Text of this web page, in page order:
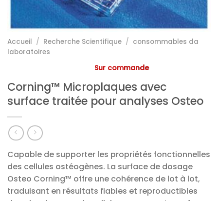
Accueil / Recherche Scientifique / consommables da
laboratoires
Sur commande
Corning™ Microplaques avec
surface traitée pour analyses Osteo
Capable de supporter les propriétés fonctionnelles
des cellules ostéogènes. La surface de dosage
Osteo Corning™ offre une cohérence de lot à lot,
traduisant en résultats fiables et reproductibles